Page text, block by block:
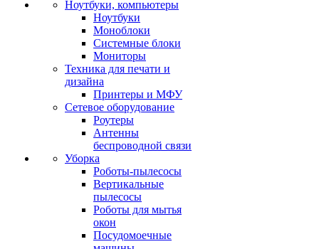
Ноутбуки, компьютеры
Ноутбуки
Моноблоки
Системные блоки
Мониторы
Техника для печати и
дизайна
Принтеры и МФУ
Сетевое оборудование
Роутеры
Антенны
беспроводной связи
Уборка
Роботы-пылесосы
Вертикальные
пылесосы
Роботы для мытья
окон
Посудомоечные